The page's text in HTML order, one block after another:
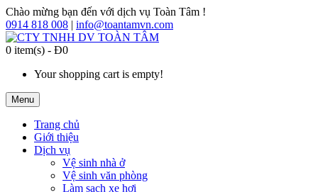
Chào mừng bạn đến với dịch vụ Toàn Tâm !
0914 818 008 | info@toantamvn.com
0 item(s) - Đ0
Your shopping cart is empty!
Menu
Trang chủ
Giới thiệu
Dịch vụ
Vệ sinh nhà ở
Vệ sinh văn phòng
Làm sạch xe hơi